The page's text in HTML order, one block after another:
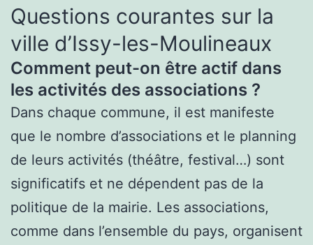
Questions courantes sur la
ville d’Issy-les-Moulineaux
Comment peut-on être actif dans
les activités des associations ?
Dans chaque commune, il est manifeste
que le nombre d’associations et le planning
de leurs activités (théâtre, festival…) sont
significatifs et ne dépendent pas de la
politique de la mairie. Les associations,
comme dans l’ensemble du pays, organisent